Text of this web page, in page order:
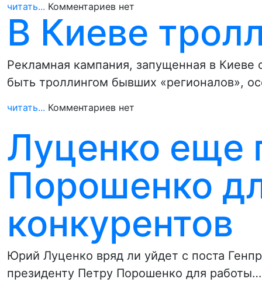
читать... Комментариев нет
В Киеве
Рекламная кампания, запущенная в
быть троллингом бывших «регионалов»,
читать... Комментариев нет
Луценко еще
Порошенко
конкурентов
Юрий Луценко вряд ли уйдет с поста
президенту Петру Порошенко для работы…